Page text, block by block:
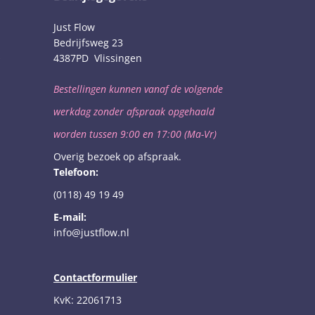
Just Flow
Bedrijfsweg 23
4387PD Vlissingen
Bestellingen kunnen vanaf de volgende
werkdagzonder afspraak opgehaald
worden tussen 9:00 en 17:00 (Ma-Vr)
Overig bezoek op afspraak.
Telefoon:
(0118) 49 19 49
E-mail:
info@justflow.nl
Contactformulier
KvK: 22061713